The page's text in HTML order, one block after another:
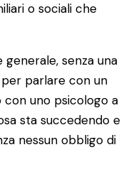
o sociali che
generale, senza una
parlare con un
con uno psicologo a
sta succedendo e
nessun obbligo di